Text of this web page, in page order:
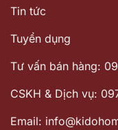
Tin tức
Tuyển dụng
Tư vấn bán hàng:
CSKH & Dịch vụ:
Email: